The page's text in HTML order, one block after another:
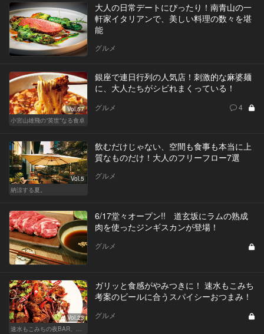
大人の日常デートにぴったり！南青山の一
軒家イタリアンで、美しい料理の数々を堪
能
グルメ
Vol.57
小宮山雄飛の“英世”なる食卓
銀座で連日行列の人気店！刺激的な麻婆麺
に、大人たちがシビれまくっている！
グルメ 4
Vol.5
納涼する夏。
飲むだけじゃない、空間も食事も本当に上
質なものだけ！大人のフリーフロー7選
グルメ
6/17堂々オープン!! 道玄坂にラムの熟成
肉を使ったジンギスカンが登場！
グルメ
Vol.23
速水もこみちの夜BAR、夜メシ、夜レシピ
ガリッと食感がやみつきに！ 速水もこみち
考案のビールに合うスパイシーおつまみ！
グルメ